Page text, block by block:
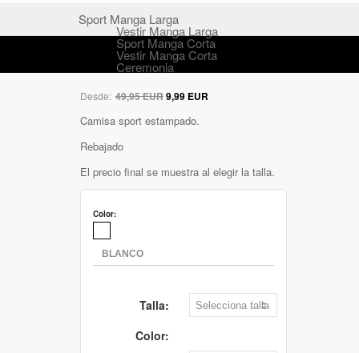
Sport Manga Larga
Vestir Manga Larga
Sport Manga Corta
Vestir Manga Corta
Ceremonia
Desde: 49,95 EUR9,99 EUR
Camisa sport estampado.
Rebajado
El precio final se muestra al elegir la talla.
Color:
Talla:
Color: